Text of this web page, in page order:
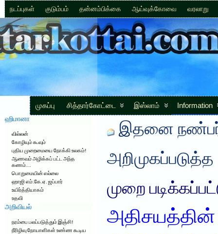
நடப்புகள் குடும்பம் தன்னம்பிக்கை ஆய்வுக்கோவை வரலாறு
முகப்பு சித்தார்கோட்டை இஸ்லாம் Information
ஹிமானா
வில்லன்
கோழியும் கூவும்
புதிய முறைமையை நோக்கி உலகம்!
ஆணவம் அழிக்கப் பட்ட அந்த
கணம்….
பொறுமையின் எல்லை
ஹாஜி எம்.கே.ஏ. ஜப்பார்
உயிர்த்தியாகம்
உதவி
அறிவியல்
நரம்பை பலப்படுத்தும் இஞ்சி!
நீரிழிவு நோயாளிகள் உண்ண கூடிய
இதனை
அறிமுகப்படுத்த
முறை
அதிசயத்தின்